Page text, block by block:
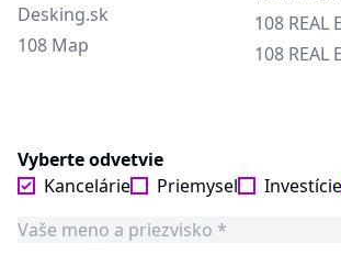
Desking.sk
108 Map
108 REAL
108 REAL
Vyberte odvetvie
Kancelárie
Priemysel Investície